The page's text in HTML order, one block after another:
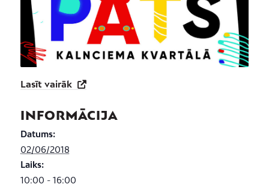
Lasīt vairāk
INFORMĀCIJA
Datums:
02/06/2018
Laiks:
10:00 - 16:00